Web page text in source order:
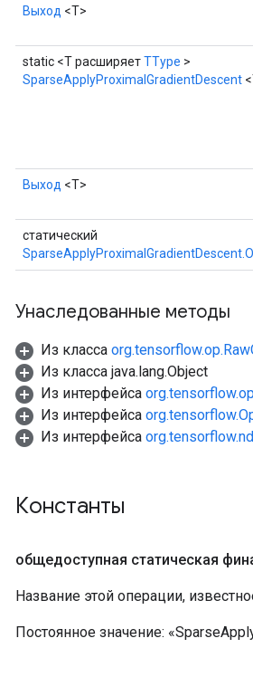
Выход <Т>
static <T расширяетTType >
SparseApplyProximalGradientDescent
Выход <Т>
статический
Унаследованные методы
Из класса
Из класса java.lang.Object
Из интерфейса
Из интерфейса
Из интерфейса
Константы
общедоступная статическая
Название этой операции,
Постоянное значение: